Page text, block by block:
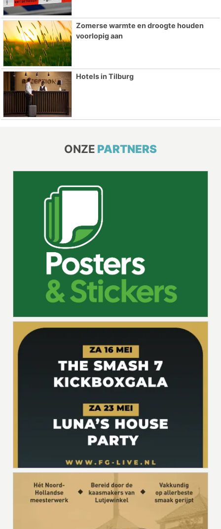
Zomerse warmte en droogte houden
voorlopig aan
Hotels in Tilburg
ONZE PARTNERS